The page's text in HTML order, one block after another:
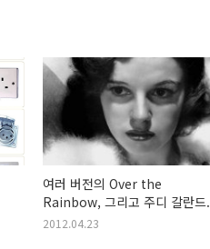
여러 버전의 Over the
Rainbow, 그리고 주디 갈란드.
2012.04.23